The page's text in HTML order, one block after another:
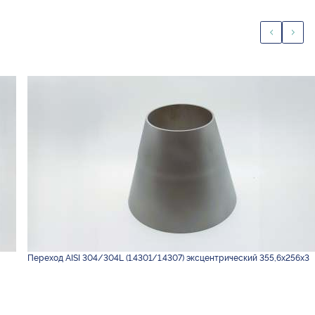
Переход AISI 304/304L (1.4301/1.4307) эксцентрический 355,6х256х3